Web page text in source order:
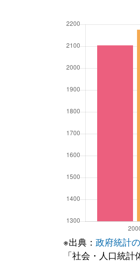
※出典： 政府統計
「社会・人口統